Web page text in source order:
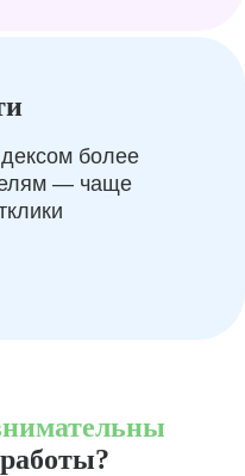
более
— чаще